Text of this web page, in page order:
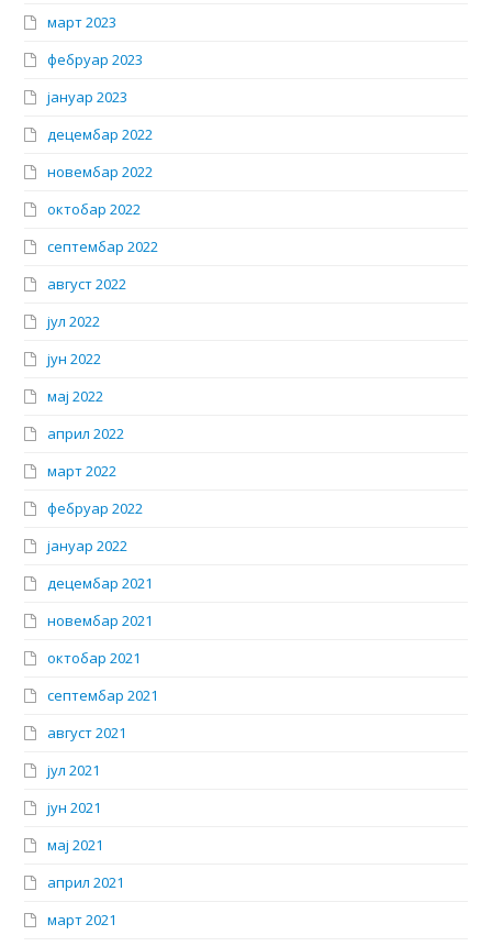
март 2023
фебруар 2023
јануар 2023
децембар 2022
новембар 2022
октобар 2022
септембар 2022
август 2022
јул 2022
јун 2022
мај 2022
април 2022
март 2022
фебруар 2022
јануар 2022
децембар 2021
новембар 2021
октобар 2021
септембар 2021
август 2021
јул 2021
јун 2021
мај 2021
април 2021
март 2021